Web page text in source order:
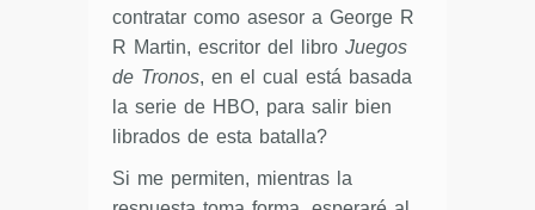
contratar como asesor a George R
R Martin, escritor del libro Juegos
de Tronos, en el cual está basada
la serie de HBO, para salir bien
librados de esta batalla?
Si me permiten, mientras la